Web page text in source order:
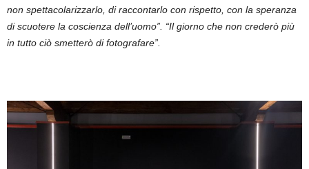
non spettacolarizzarlo, di raccontarlo con rispetto, con la speranza
di scuotere la coscienza dell’uomo”. “Il giorno che non crederò più
in tutto ciò smetterò di fotografare”.